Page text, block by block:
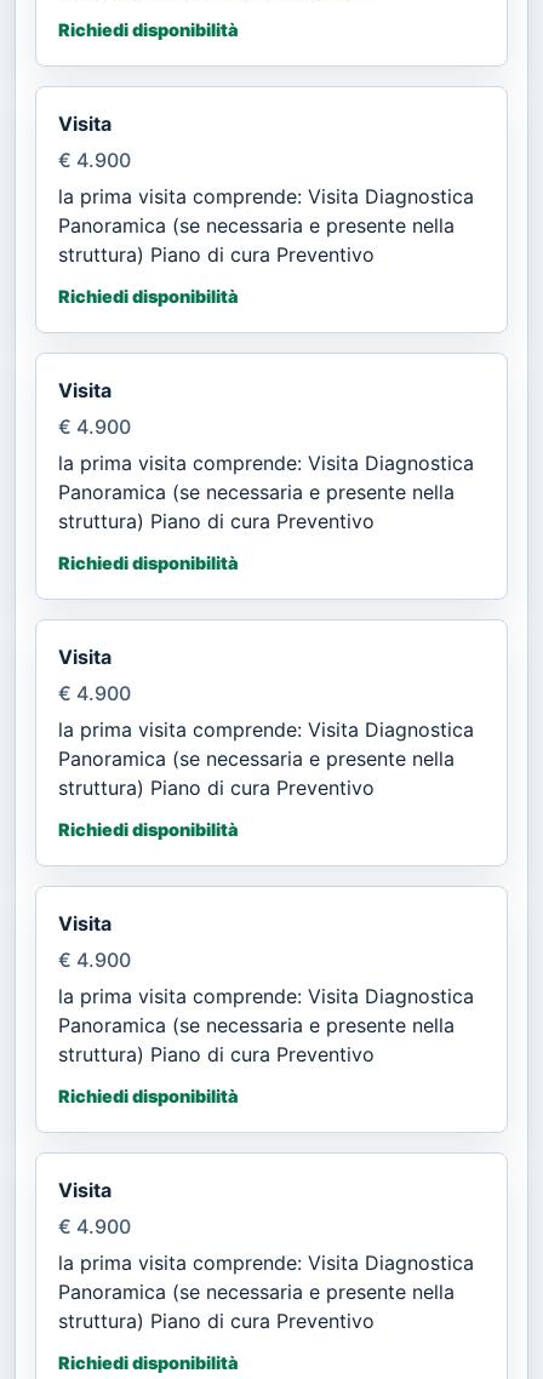
Richiedi disponibilità
Visita
€ 4.900
la prima visita comprende: Visita Diagnostica
Panoramica (se necessaria e presente nella
struttura) Piano di cura Preventivo
Richiedi disponibilità
Visita
€ 4.900
la prima visita comprende: Visita Diagnostica
Panoramica (se necessaria e presente nella
struttura) Piano di cura Preventivo
Richiedi disponibilità
Visita
€ 4.900
la prima visita comprende: Visita Diagnostica
Panoramica (se necessaria e presente nella
struttura) Piano di cura Preventivo
Richiedi disponibilità
Visita
€ 4.900
la prima visita comprende: Visita Diagnostica
Panoramica (se necessaria e presente nella
struttura) Piano di cura Preventivo
Richiedi disponibilità
Visita
€ 4.900
la prima visita comprende: Visita Diagnostica
Panoramica (se necessaria e presente nella
struttura) Piano di cura Preventivo
Richiedi disponibilità